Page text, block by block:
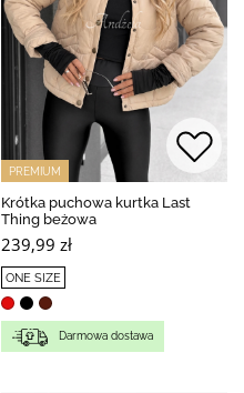
PREMIUM
Krótka puchowa kurtka Last
Thing beżowa
239,99 zł
ONE SIZE
Darmowa dostawa